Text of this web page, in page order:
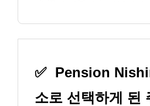
✅ Pension
소로 선택하게 된